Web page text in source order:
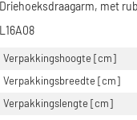
Driehoeksdraagarm, met
L16A08
Verpakkingshoogte [cm]
Verpakkingsbreedte [cm]
Verpakkingslengte [cm]